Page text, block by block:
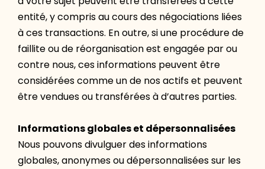
entité, y compris au cours des négociations liées
à ces transactions. En outre, si une procédure de
faillite ou de réorganisation est engagée par ou
contre nous, ces informations peuvent être
considérées comme un de nos actifs et peuvent
être vendues ou transférées à d’autres parties.
Informations globales et dépersonnalisées
Nous pouvons divulguer des informations
globales, anonymes ou dépersonnalisées sur les